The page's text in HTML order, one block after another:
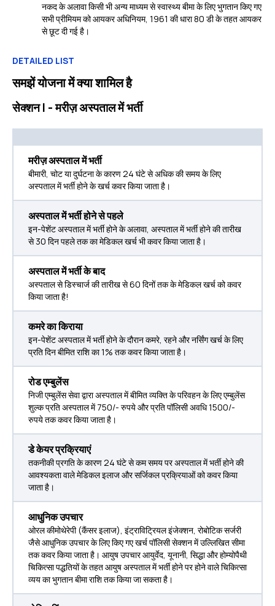
नकद के अलावा किसी भी अन्य माध्यम से स्वास्थ्य बीमा के लिए भुगतान किए गए
सभी प्रीमियम को आयकर अधिनियम, 1961 की धारा 80 डी के तहत आयकर
से छूट दी गई है।
DETAILED LIST
समझें योजना में क्या शामिल है
सेक्शन I - मरीज़ अस्पताल में भर्ती
मरीज़ अस्पताल में भर्ती
बीमारी, चोट या दुर्घटना के कारण 24 घंटे से अधिक की समय के लिए
अस्पताल में भर्ती होने के खर्च कवर किया जाता है।
अस्पताल में भर्ती होने से पहले
इन-पेशेंट अस्पताल में भर्ती होने के अलावा, अस्पताल में भर्ती होने की तारीख
से 30 दिन पहले तक का मेडिकल खर्च भी कवर किया जाता है।
अस्पताल में भर्ती के बाद
अस्पताल से डिस्चार्ज की तारीख से 60 दिनों तक के मेडिकल खर्च को कवर
किया जाता है!
कमरे का किराया
इन-पेशेंट अस्पताल में भर्ती होने के दौरान कमरे, रहने और नर्सिंग खर्च के लिए
प्रति दिन बीमित राशि का 1% तक कवर किया जाता है।
रोड एम्बुलेंस
निजी एम्बुलेंस सेवा द्वारा अस्पताल में बीमित व्यक्ति के परिवहन के लिए एम्बुलेंस
शुल्क प्रति अस्पताल में 750/- रुपये और प्रति पॉलिसी अवधि 1500/-
रुपये तक कवर किया जाता है।
डे केयर प्रक्रियाएं
तकनीकी प्रगति के कारण 24 घंटे से कम समय पर अस्पताल में भर्ती होने की
आवश्यकता वाले मेडिकल इलाज और सर्जिकल प्रक्रियाओं को कवर किया
जाता है।
आधुनिक उपचार
ओरल कीमोथेरेपी (कैंसर इलाज), इंट्राविट्रियल इंजेक्शन, रोबोटिक सर्जरी
जैसे आधुनिक उपचार के लिए किए गए खर्च पॉलिसी सेक्शन में उल्लिखित सीमा
तक कवर किया जाता है। आयुष उपचार आयुर्वेद, यूनानी, सिद्धा और होम्योपैथी
चिकित्सा पद्धतियों के तहत आयुष अस्पताल में भर्ती होने पर होने वाले चिकित्सा
व्यय का भुगतान बीमा राशि तक किया जा सकता है।